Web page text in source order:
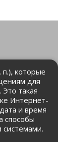
которые
для
такая
Интернет-
и время
способы